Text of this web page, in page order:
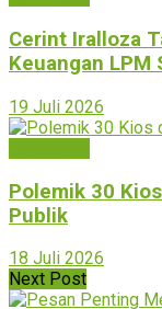
Cerint Iralloza
Keuangan LPM
19 Juli 2026
Polemik 30
Publik
18 Juli 2026
Next Post